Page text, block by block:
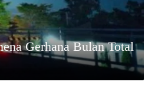
Gerhana Bulan Total